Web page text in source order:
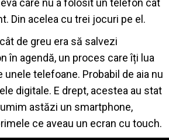
care nu a folosit un telefon cât
Din acelea cu trei jocuri pe el.
de greu era să salvezi
în agendă, un proces care îți lua
unele telefoane. Probabil de aia nu
digitale. E drept, acestea au stat
astăzi un smartphone,
ce aveau un ecran cu touch.